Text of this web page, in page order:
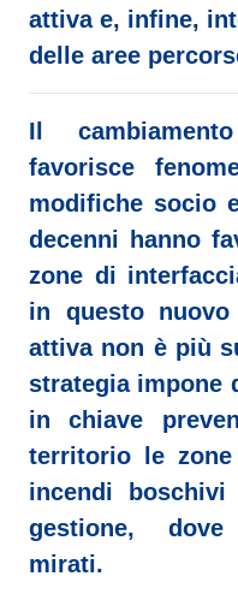
attiva e, infine,
delle aree
Il
favorisce
modifiche socio
decenni hanno
zone di
in questo
attiva non è più
strategia impone
inchiave
territorio le
incendi
gestione,
mirati.